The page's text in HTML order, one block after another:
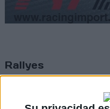
Rallyes